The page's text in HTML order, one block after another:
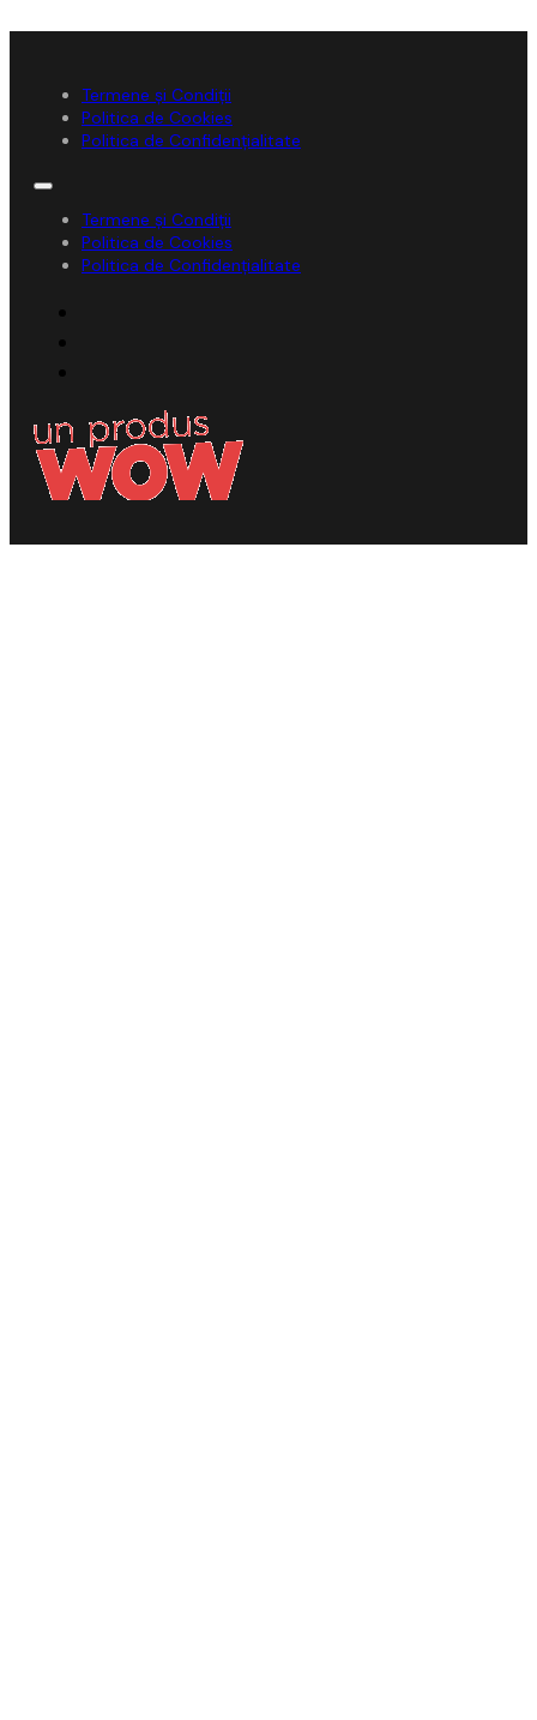
Termene și Condiții
Politica de Cookies
Politica de Confidențialitate
Termene și Condiții
Politica de Cookies
Politica de Confidențialitate